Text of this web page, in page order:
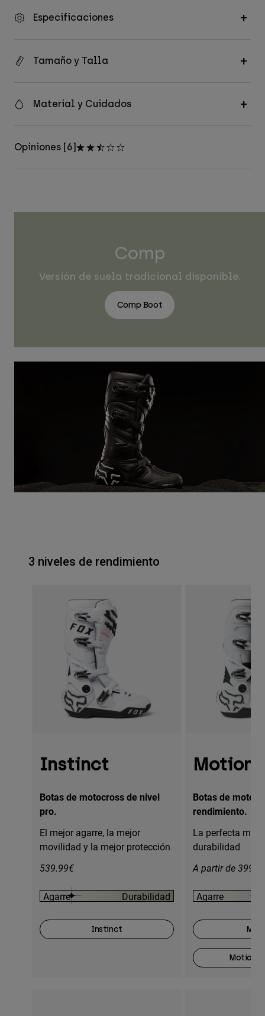
Especificaciones
Tamaño y Talla
Material y Cuidados
Opiniones [6]
Comp
Versión de suela tradicional disponible.
Comp Boot
3 niveles de rendimiento
Instinct
Botas de motocross de nivel
pro.
El mejor agarre, la mejor
movilidad y la mejor protección
539.99€
Agarre Durabilidad
Instinct
Motion
Botas de
rendimiento.
La perfecta
durabilidad
A partir de
Agarre
Motion